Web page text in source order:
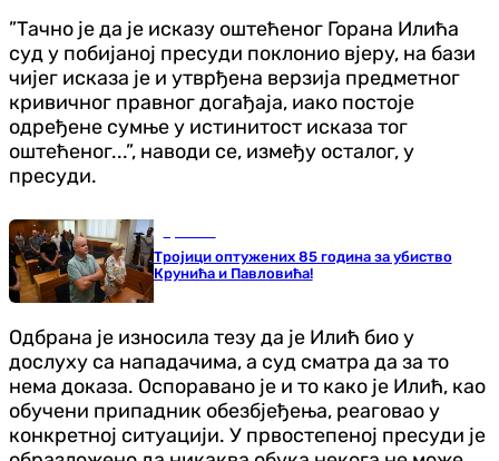
”Тачно је да је исказу оштећеног Горана Илића
суд у побијаној пресуди поклонио вјеру, на бази
чијег исказа је и утврђена верзија предметног
кривичног правног догађаја, иако постоје
одређене сумње у истинитост исказа тог
оштећеног...”, наводи се, између осталог, у
пресуди.
Тројици оптужених 85 година за убиство
Крунића и Павловића!
Одбрана је износила тезу да је Илић био у
дослуху са нападачима, а суд сматра да за то
нема доказа. Оспоравано је и то како је Илић, као
обучени припадник обезбјеђења, реаговао у
конкретној ситуацији. У првостепеној пресуди је